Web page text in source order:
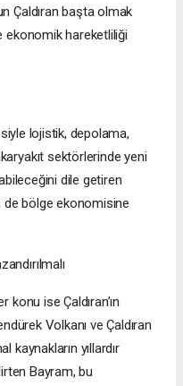
Çaldıran başta olmak
ekonomik hareketliliği
lojistik, depolama,
sektörlerinde yeni
dile getiren
de bölge ekonomisine
konu ise Çaldıran’ın
Volkanı ve Çaldıran
kaynakların yıllardır
Bayram, bu